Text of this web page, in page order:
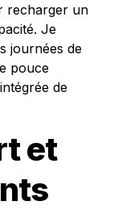
recharger un
Je
journées de
pouce
de
et